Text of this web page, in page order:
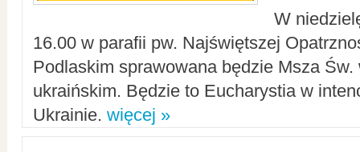
W
16.00 w parafii pw. Najświętszej
Podlaskim sprawowana będzie Msza Św.
ukraińskim. Będzie to Eucharystia w
Ukrainie. więcej »